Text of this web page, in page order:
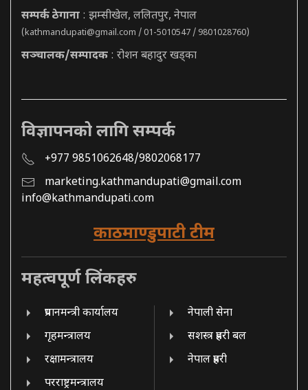
सम्पर्क ठेगाना : झम्सीखेल, ललितपुर, नेपाल
(kathmandupati@gmail.com / 01-5010547 / 9801028760)
सञ्चालक/सम्पादक : रोशन बहादुर खड्का
विज्ञापनको लागि सम्पर्क
+977 9851062648/9802068177
marketing.kathmandupati@gmail.com
info@kathmandupati.com
काठमाण्डुपाटी टीम
महत्वपूर्ण लिंकहरु
प्रधानमन्त्री कार्यालय
गृहमन्त्रालय
रक्षामन्त्रालय
परराष्ट्रमन्त्रालय
नेपाली सेना
सशस्त्र प्रहरी बल
नेपाल प्रहरी